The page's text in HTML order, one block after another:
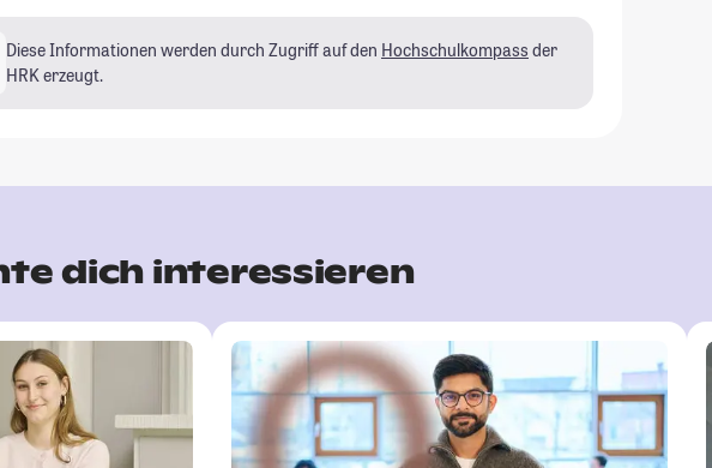
Diese Informationen werden durch Zugriff auf den Hochschulkompass der
HRK erzeugt.
dich interessieren